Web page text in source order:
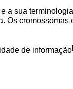
a sua
Os cromossomas
de informação